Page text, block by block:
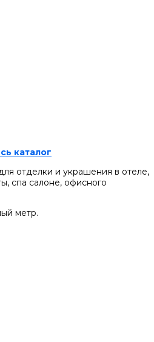
каталог
отделки и украшения в отеле,
спа салоне, офисного
метр.